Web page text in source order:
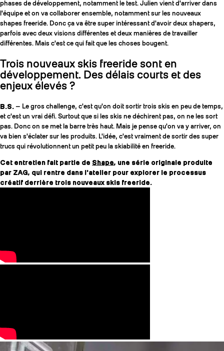
phases de développement, notamment le test. Julien vient d'arriver dans
l'équipe et on va collaborer ensemble, notamment sur les nouveaux
shapes freeride. Donc ça va être super intéressant d'avoir deux shapers,
parfois avec deux visions différentes et deux manières de travailler
différentes. Mais c'est ce qui fait que les choses bougent.
Trois nouveaux skis freeride sont en
développement. Des délais courts et des
enjeux élevés ?
B.S. — Le gros challenge, c'est qu'on doit sortir trois skis en peu de temps,
et c'est un vrai défi. Surtout que si les skis ne déchirent pas, on ne les sort
pas. Donc on se met la barre très haut. Mais je pense qu'on va y arriver, on
va bien s'éclater sur les produits. L'idée, c'est vraiment de sortir des super
trucs qui révolutionnent un petit peu la skiabilité en freeride.
Cet entretien fait partie de Shape, une série originale produite
par ZAG, qui rentre dans l'atelier pour explorer le processus
créatif derrière trois nouveaux skis freeride.